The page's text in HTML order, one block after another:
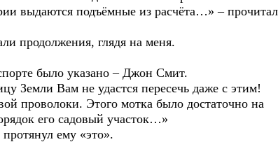
подъёмные из расчёта…» –
глядя на меня.
было указано – Джон Смит.
Вам не удастся пересечь даже с этим!
Этого мотка было достаточно на
его садовый участок…»
ему «это».